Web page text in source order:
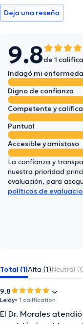
Deja una reseña
9.8de 1
Indagó mi
Digno de confianza
Competente y
Puntual
Accesible y amistoso
La confianza y
nuestra prioridad
evaluación, para
políticas de
Total (1)Alta (1)Neutral
9.8
Leidy• 1 calification
El Dr. Morales